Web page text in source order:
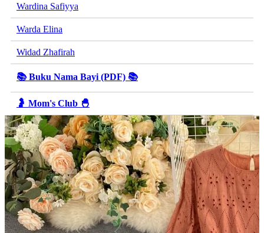
Wardina Safiyya
Warda Elina
Widad Zhafirah
📚 Buku Nama Bayi (PDF) 📚
🤰 Mom's Club 🐣